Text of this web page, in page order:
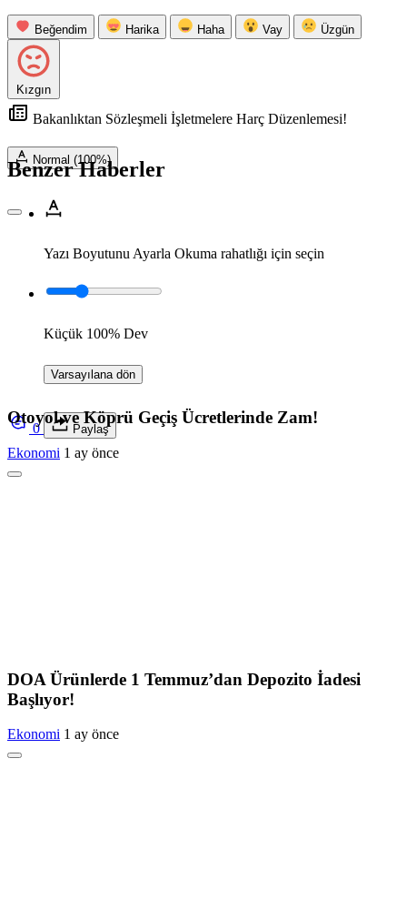
Beğendim Harika Haha Vay Üzgün
Kızgın
Bakanlıktan Sözleşmeli İşletmelere Harç Düzenlemesi!
Normal (100%)
Yazı Boyutunu Ayarla Okuma rahatlığı için seçin
Küçük 100% Dev
Varsayılana dön
0 Paylaş
Benzer Haberler
Otoyol ve Köprü Geçiş Ücretlerinde Zam!
Ekonomi 1 ay önce
DOA Ürünlerde 1 Temmuz’dan Depozito İadesi
Başlıyor!
Ekonomi 1 ay önce